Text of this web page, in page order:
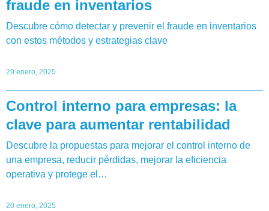
fraude en inventarios
Descubre cómo detectar y prevenir el fraude en inventarios
con estos métodos y estrategias clave
29 enero, 2025
Control interno para empresas: la
clave para aumentar rentabilidad
Descubre la propuestas para mejorar el control interno de
una empresa, reducir pérdidas, mejorar la eficiencia
operativa y protege el…
20 enero, 2025